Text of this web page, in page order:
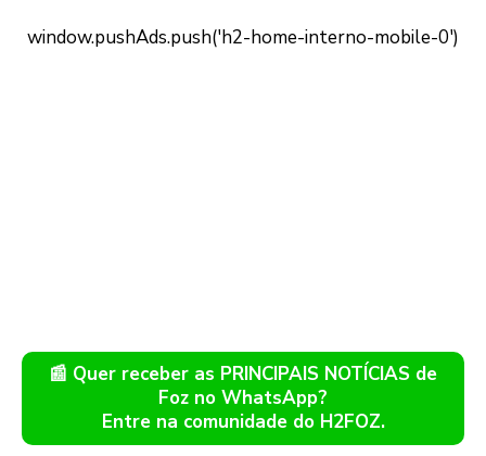
📰 Quer receber as PRINCIPAIS NOTÍCIAS de
Foz no WhatsApp?
Entre na comunidade do H2FOZ.